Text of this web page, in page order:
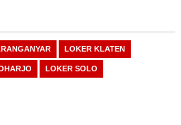
LOKER KLATEN
LOKER SOLO